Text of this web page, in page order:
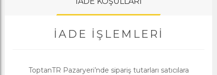
İADE İŞLEMLERI
ToptanTR Pazaryeri’nde sipariş tutarları satıcılara